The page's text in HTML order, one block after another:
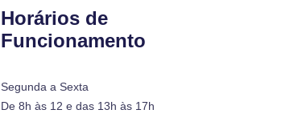
Horários de
Funcionamento
Segunda a Sexta
De 8h às 12 e das 13h às 17h